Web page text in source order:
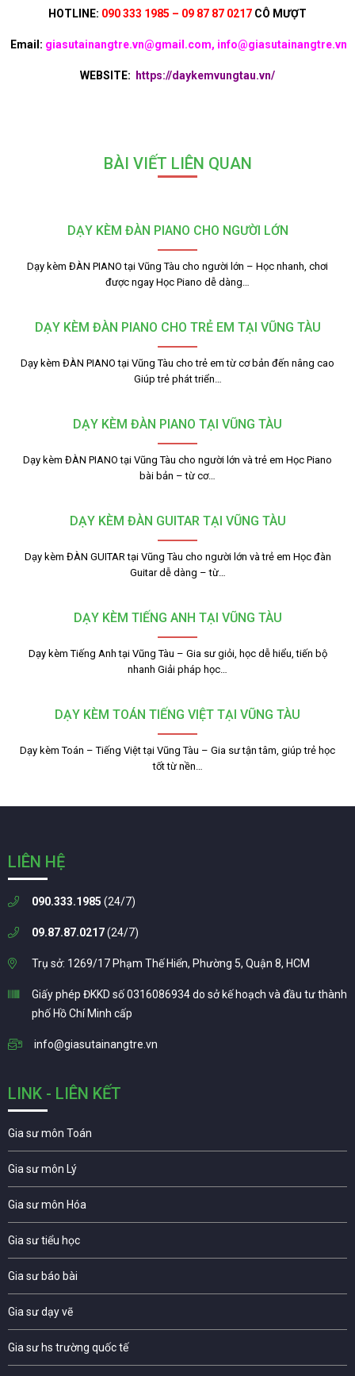
HOTLINE: 090 333 1985 – 09 87 87 0217 CÔ MƯỢT
Email: giasutainangtre.vn@gmail.com, info@giasutainangtre.vn
WEBSITE: https://daykemvungtau.vn/
BÀI VIẾT LIÊN QUAN
DẠY KÈM ĐÀN PIANO CHO NGƯỜI LỚN
Dạy kèm ĐÀN PIANO tại Vũng Tàu cho người lớn – Học nhanh, chơi
được ngay Học Piano dễ dàng…
DẠY KÈM ĐÀN PIANO CHO TRẺ EM TẠI VŨNG TÀU
Dạy kèm ĐÀN PIANO tại Vũng Tàu cho trẻ em từ cơ bản đến nâng cao
Giúp trẻ phát triển…
DẠY KÈM ĐÀN PIANO TẠI VŨNG TÀU
Dạy kèm ĐÀN PIANO tại Vũng Tàu cho người lớn và trẻ em Học Piano
bài bản – từ cơ…
DẠY KÈM ĐÀN GUITAR TẠI VŨNG TÀU
Dạy kèm ĐÀN GUITAR tại Vũng Tàu cho người lớn và trẻ em Học đàn
Guitar dễ dàng – từ…
DẠY KÈM TIẾNG ANH TẠI VŨNG TÀU
Dạy kèm Tiếng Anh tại Vũng Tàu – Gia sư giỏi, học dễ hiểu, tiến bộ
nhanh Giải pháp học…
DẠY KÈM TOÁN TIẾNG VIỆT TẠI VŨNG TÀU
Dạy kèm Toán – Tiếng Việt tại Vũng Tàu – Gia sư tận tâm, giúp trẻ học
tốt từ nền…
LIÊN HỆ
090.333.1985 (24/7)
09.87.87.0217(24/7)
Trụ sở: 1269/17 Phạm Thế Hiển, Phường 5, Quận 8, HCM
Giấy phép ĐKKD số 0316086934 do sở kế hoạch và đầu tư thành
phố Hồ Chí Minh cấp
info@giasutainangtre.vn
LINK - LIÊN KẾT
Gia sư môn Toán
Gia sư môn Lý
Gia sư môn Hóa
Gia sư tiểu học
Gia sư báo bài
Gia sư dạy vẽ
Gia sư hs trường quốc tế